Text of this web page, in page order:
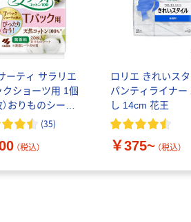
ーティ サラリエ
クショーツ用 1個
）おりものシート
薬
(35)
（税込）
ロリエ きれいス
パンティライナー
し 14cm 花王
￥375~ （税込）